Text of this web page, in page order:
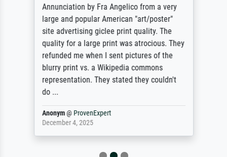
Annunciation by Fra Angelico from a very
large and popular American "art/poster"
site advertising giclee print quality. The
quality for a large print was atrocious. They
refunded me when I sent pictures of the
blurry print vs. a Wikipedia commons
representation. They stated they couldn't
do ...
Anonym@ ProvenExpert
December 4, 2025